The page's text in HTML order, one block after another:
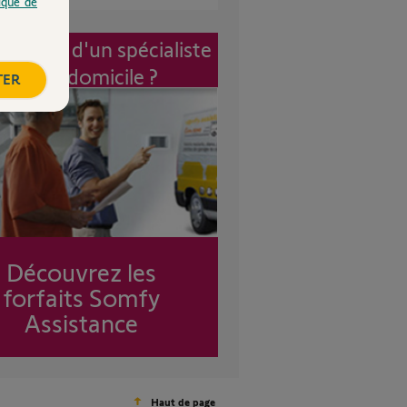
d'un spécialiste
à mon domicile ?
Découvrez les
forfaits Somfy
Assistance
Haut de page